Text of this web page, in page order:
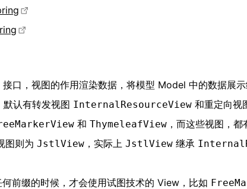
口，视图的作用渲染数据，将模型 Model 中的数据展
认有转发视图 InternalResourceView 和重定向视
和 ThymeleafView ，而这些视图，都
图则为 JstlView ，实际上 JstlView 继承
前缀的时候，才会使用试图技术的 View，比如